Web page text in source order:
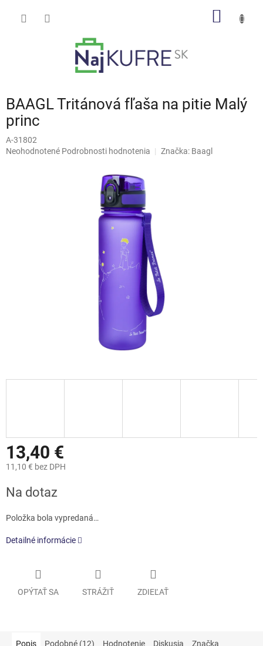
BAAGL Tritánová fľaša na pitie Malý
princ
A-31802
Priemerné
Neohodnotené Podrobnosti hodnotenia Značka: Baagl
13,40 €
11,10 € bez DPH
cena:
Na dotaz
Položka bola vypredaná…
Detailné informácie
OPÝTAŤ SA STRÁŽIŤ ZDIEĽAŤ
Popis Podobné (12) Hodnotenie Diskusia Značka